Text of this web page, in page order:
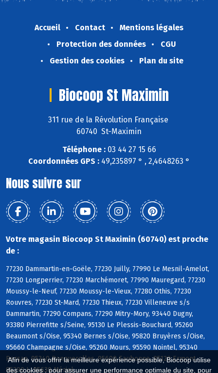
Afin de vous offrir la meilleure expérience possible, Biocoop utilise
des cookies : pour assurer une performance optimale du site, pour
Accueil Contact
Mentions légales
Protection des données
CGU
Gestion des cookies
Plan du site
Biocoop St Maximin
311 rue de la Révolution Française
60740 St-Maximin
Téléphone :03 44 27 15 66
Coordonnées GPS : 49,235897 ° , 2,4648263 °
Nous suivre sur
Votre magasin Biocoop St Maximin (60740) est proche
de :
77230 Dammartin-en-Goële, 77230 Juilly, 77990 Le Mesnil-Amelot,
77230 Longperrier, 77230 Marchémoret, 77990 Mauregard, 77230
Moussy-le-Neuf, 77230 Moussy-le-Vieux, 77280 Othis, 77230
Rouvres, 77230 St-Mard, 77230 Thieux, 77230 Villeneuve s/s
Dammartin, 77290 Compans, 77290 Mitry-Mory, 93440 Dugny,
93380 Pierrefitte s/Seine, 95130 Le Plessis-Bouchard, 95260
Beaumont s/Oise, 95340 Bernes s/Oise, 95820 Bruyères s/Oise,
95660 Champagne s/Oise, 95260 Mours, 95590 Nointel, 95340
Persan, 95340 Ronquerolles, 95600 Eaubonne, 95120 Ermont,
95290 L, 95630 Mériel